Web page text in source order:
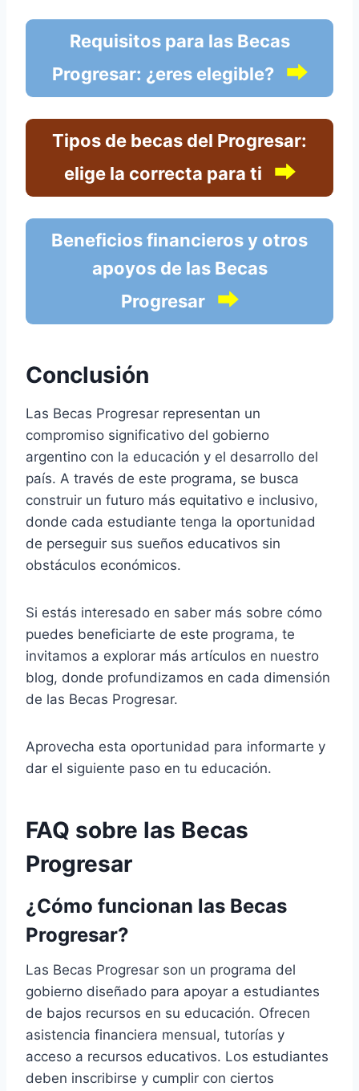
Requisitos para las Becas
Progresar: ¿eres elegible?
⮕
Tipos de becas del Progresar:
elige la correcta para ti
⮕
Beneficios financieros y otros
apoyos de las Becas
Progresar
⮕
Conclusión
Las Becas Progresar representan un
compromiso significativo del gobierno
argentino con la educación y el desarrollo del
país. A través de este programa, se busca
construir un futuro más equitativo e inclusivo,
donde cada estudiante tenga la oportunidad
de perseguir sus sueños educativos sin
obstáculos económicos.
Si estás interesado en saber más sobre cómo
puedes beneficiarte de este programa, te
invitamos a explorar más artículos en nuestro
blog, donde profundizamos en cada dimensión
de las Becas Progresar.
Aprovecha esta oportunidad para informarte y
dar el siguiente paso en tu educación.
FAQ sobre las Becas
Progresar
¿Cómo funcionan las Becas
Progresar?
Las Becas Progresar son un programa del
gobierno diseñado para apoyar a estudiantes
de bajos recursos en su educación. Ofrecen
asistencia financiera mensual, tutorías y
acceso a recursos educativos. Los estudiantes
deben inscribirse y cumplir con ciertos